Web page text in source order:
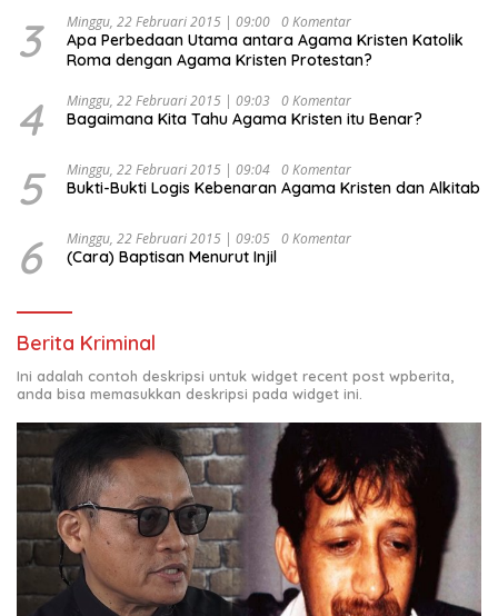
Indonesia Emas 2045”,
3 Minggu, 22 Februari 2015 | 09:00 0 Komentar
Apa Perbedaan Utama antara Agama Kristen Katolik
Roma dengan Agama Kristen Protestan?
4 Minggu, 22 Februari 2015 | 09:03 0 Komentar
Bagaimana Kita Tahu Agama Kristen itu Benar?
5 Minggu, 22 Februari 2015 | 09:04 0 Komentar
Bukti-Bukti Logis Kebenaran Agama Kristen dan Alkitab
6 Minggu, 22 Februari 2015 | 09:05 0 Komentar
(Cara) Baptisan Menurut Injil
Berita Kriminal
Ini adalah contoh deskripsi untuk widget recent post wpberita,
anda bisa memasukkan deskripsi pada widget ini.